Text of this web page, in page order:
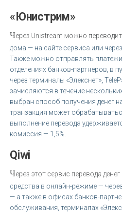
«Юнистрим»
Через Unistream можно
дома — на сайте сервиса или
Также можно отправлять
отделениях банков-партнеров, в
через терминалы «Элекснет»,
зачисляются в течение
выбран способ получения денег
транзакция может
выполнение перевода
комиссия — 1,5%.
Qiwi
Через этот сервис перевода
средства в онлайн-режиме —
— а также в офисах банков-
обслуживания, терминалах